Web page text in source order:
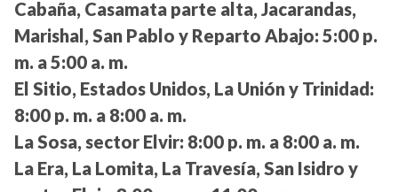
Cabaña, Casamata parte alta, Jacarandas,
Marishal, San Pablo y Reparto Abajo: 5:00 p.
m. a 5:00 a. m.
El Sitio, Estados Unidos, La Unión y Trinidad:
8:00 p. m. a 8:00 a. m.
La Sosa, sector Elvir: 8:00 p. m. a 8:00 a. m.
La Era, La Lomita, La Travesía, San Isidro y